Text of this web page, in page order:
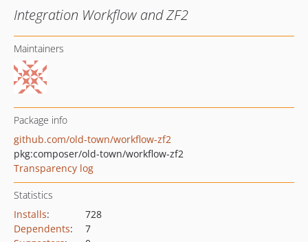
Integration Workflow and ZF2
Maintainers
Package info
github.com/old-town/workflow-zf2
pkg:composer/old-town/workflow-zf2
Transparency log
Statistics
Installs:
728
Dependents:
7